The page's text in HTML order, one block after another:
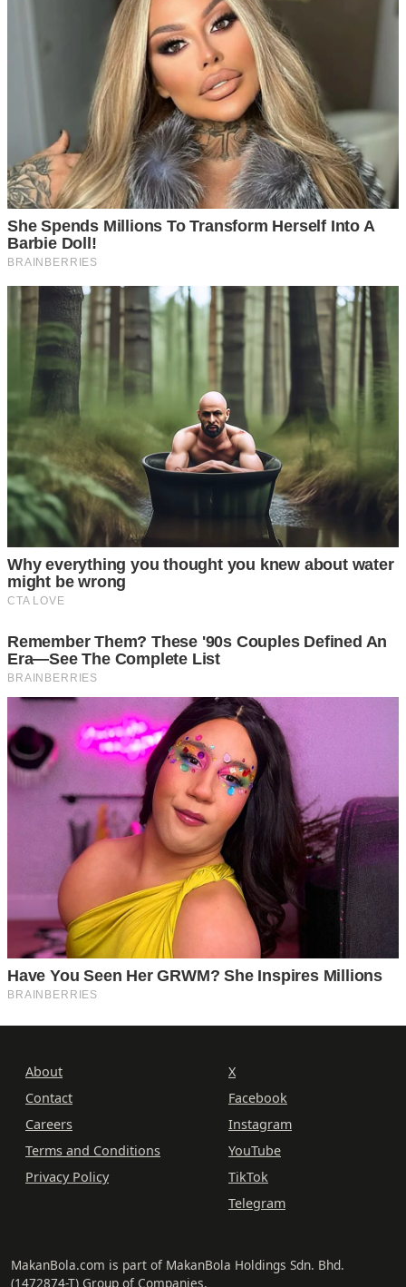
About
Contact
Careers
Terms and Conditions
Privacy Policy
X
Facebook
Instagram
YouTube
TikTok
Telegram
MakanBola.com is part of MakanBola Holdings Sdn. Bhd.
(1472874-T) Group of Companies.